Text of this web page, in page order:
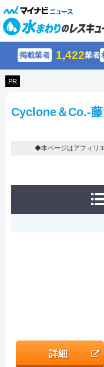
掲載業者 1,422業者
PR
Cyclone＆Co.-
◆本ページはアフィリ
詳細